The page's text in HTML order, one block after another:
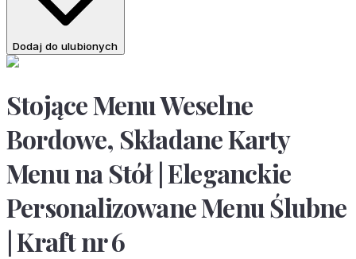
Dodaj do ulubionych
Stojące Menu Weselne
Bordowe, Składane Karty
Menu na Stół | Eleganckie
Personalizowane Menu Ślubne
| Kraft nr 6